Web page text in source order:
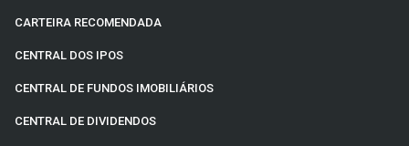
CARTEIRA RECOMENDADA
CENTRAL DOS IPOS
CENTRAL DE FUNDOS IMOBILIÁRIOS
CENTRAL DE DIVIDENDOS